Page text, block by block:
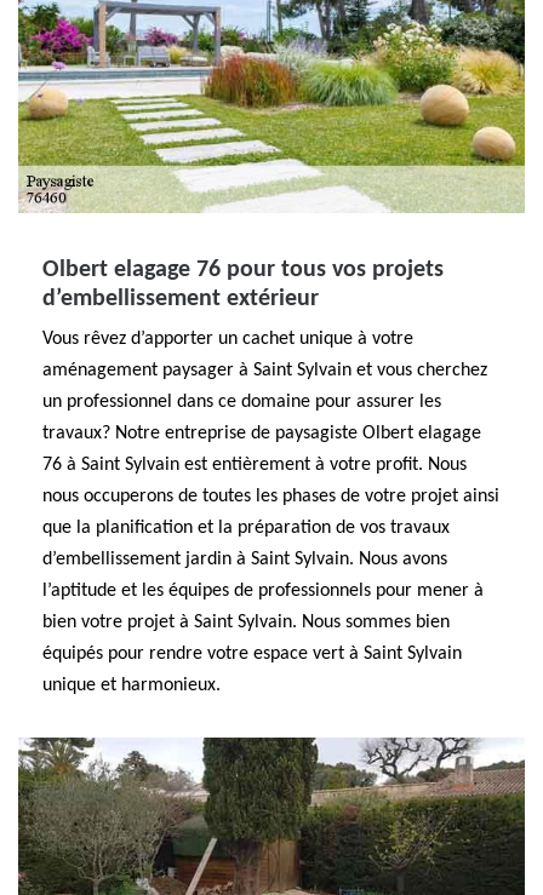
Olbert elagage 76 pour tous vos projets
d’embellissement extérieur
Vous rêvez d’apporter un cachet unique à votre
aménagement paysager à Saint Sylvain et vous cherchez
un professionnel dans ce domaine pour assurer les
travaux? Notre entreprise de paysagiste Olbert elagage
76 à Saint Sylvain est entièrement à votre profit. Nous
nous occuperons de toutes les phases de votre projet ainsi
que la planification et la préparation de vos travaux
d’embellissement jardin à Saint Sylvain. Nous avons
l’aptitude et les équipes de professionnels pour mener à
bien votre projet à Saint Sylvain. Nous sommes bien
équipés pour rendre votre espace vert à Saint Sylvain
unique et harmonieux.